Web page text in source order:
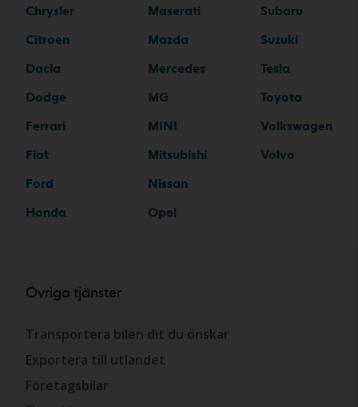
Chrysler
Citroen
Dacia
Dodge
Ferrari
Fiat
Ford
Honda
Maserati
Mazda
Mercedes
MG
MINI
Mitsubishi
Nissan
Opel
Subaru
Suzuki
Tesla
Toyota
Volkswagen
Volvo
Övriga tjänster
Transportera bilen dit du önskar
Exportera till utlandet
Företagsbilar